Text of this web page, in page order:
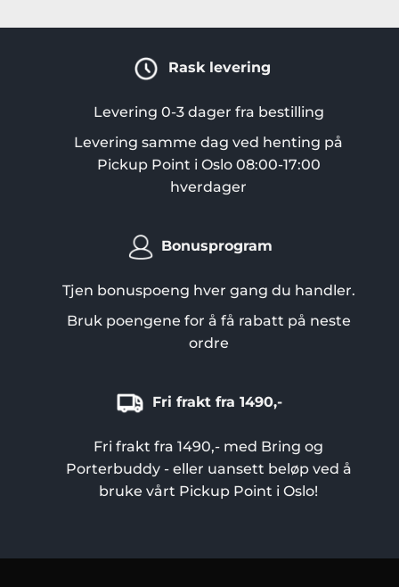
Rask levering
Levering 0-3 dager fra bestilling
Levering samme dag ved henting på
Pickup Point i Oslo 08:00-17:00
hverdager
Bonusprogram
Tjen bonuspoeng hver gang du handler.
Bruk poengene for å få rabatt på neste
ordre
Fri frakt fra 1490,-
Fri frakt fra 1490,- med Bring og
Porterbuddy - eller uansett beløp ved å
bruke vårt Pickup Point i Oslo!